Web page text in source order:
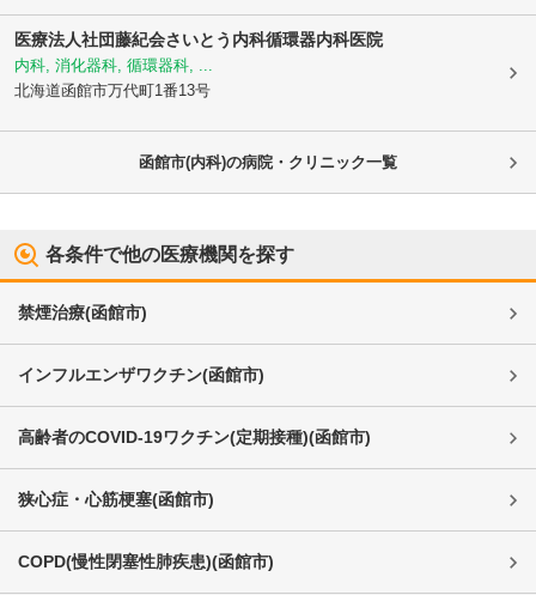
医療法人社団藤紀会さいとう内科循環器内科医院
内科, 消化器科, 循環器科, ...
北海道函館市万代町1番13号
函館市(内科)の病院・クリニック一覧
各条件で他の医療機関を探す
禁煙治療(函館市)
インフルエンザワクチン(函館市)
高齢者のCOVID-19ワクチン(定期接種)(函館市)
狭心症・心筋梗塞(函館市)
COPD(慢性閉塞性肺疾患)(函館市)